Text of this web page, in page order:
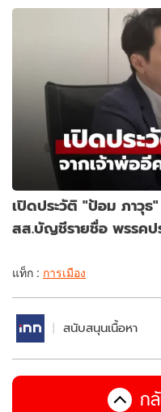
เปิดประวัติ "ป้อม ภาวุธ
สส.บัญชีรายชื่อ พรรคป
แท็ก : การเมือง
สนับสนุนเนื้อหา
ก